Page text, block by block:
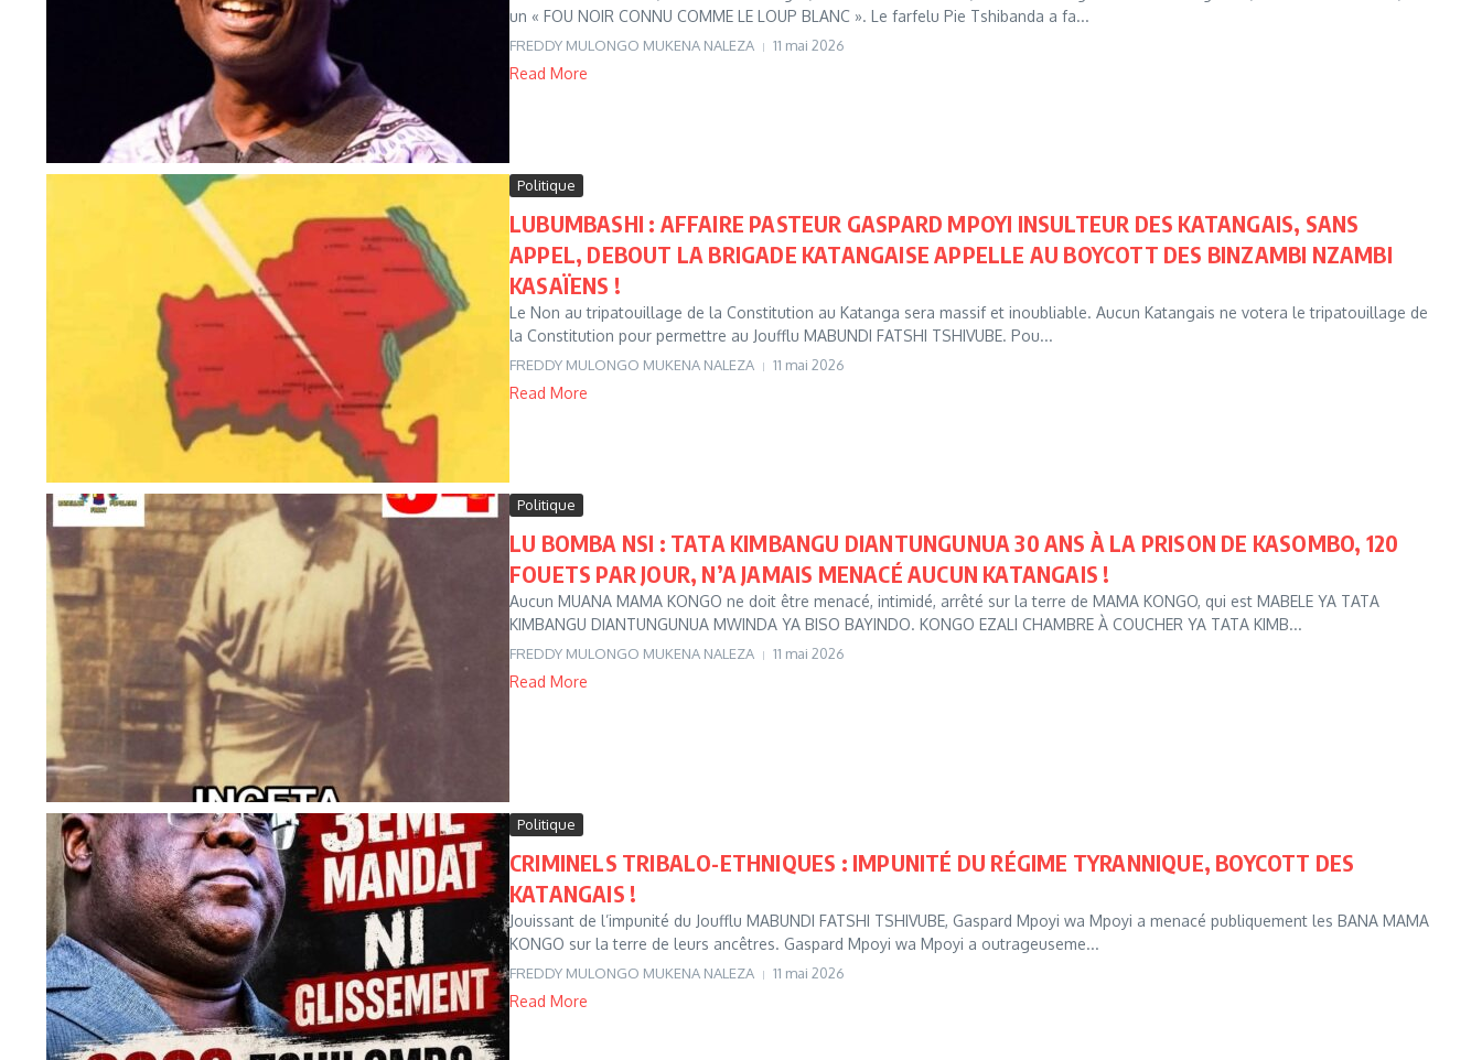
un « FOU NOIR CONNU COMME LE LOUP BLANC ». Le farfelu Pie Tshibanda a fa...
FREDDY MULONGO MUKENA NALEZA 11 mai 2026
Read More
Politique
LUBUMBASHI : AFFAIRE PASTEUR GASPARD MPOYI INSULTEUR DES KATANGAIS, SANS
APPEL, DEBOUT LA BRIGADE KATANGAISE APPELLE AU BOYCOTT DES BINZAMBI NZAMBI
KASAÏENS !
Le Non au tripatouillage de la Constitution au Katanga sera massif et inoubliable. Aucun Katangais ne votera le tripatouillage de
la Constitution pour permettre au Joufflu MABUNDI FATSHI TSHIVUBE. Pou...
FREDDY MULONGO MUKENA NALEZA 11 mai 2026
Read More
Politique
LU BOMBA NSI : TATA KIMBANGU DIANTUNGUNUA 30 ANS À LA PRISON DE KASOMBO, 120
FOUETS PAR JOUR, N’A JAMAIS MENACÉ AUCUN KATANGAIS !
Aucun MUANA MAMA KONGO ne doit être menacé, intimidé, arrêté sur la terre de MAMA KONGO, qui est MABELE YA TATA
KIMBANGU DIANTUNGUNUA MWINDA YA BISO BAYINDO. KONGO EZALI CHAMBRE À COUCHER YA TATA KIMB...
FREDDY MULONGO MUKENA NALEZA 11 mai 2026
Read More
Politique
CRIMINELS TRIBALO-ETHNIQUES : IMPUNITÉ DU RÉGIME TYRANNIQUE, BOYCOTT DES
KATANGAIS !
Jouissant de l’impunité du Joufflu MABUNDI FATSHI TSHIVUBE, Gaspard Mpoyi wa Mpoyi a menacé publiquement les BANA MAMA
KONGO sur la terre de leurs ancêtres. Gaspard Mpoyi wa Mpoyi a outrageuseme...
FREDDY MULONGO MUKENA NALEZA 11 mai 2026
Read More